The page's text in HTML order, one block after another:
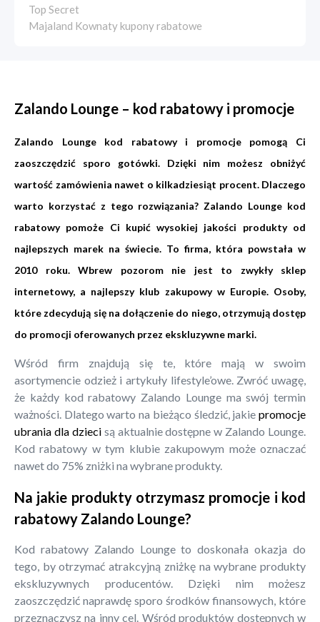
Top Secret
Majaland Kownaty kupony rabatowe
Zalando Lounge – kod rabatowy i promocje
Zalando Lounge kod rabatowy i promocje pomogą Ci
zaoszczędzić sporo gotówki. Dzięki nim możesz obniżyć
wartość zamówienia nawet o kilkadziesiąt procent. Dlaczego
warto korzystać z tego rozwiązania? Zalando Lounge kod
rabatowy pomoże Ci kupić wysokiej jakości produkty od
najlepszych marek na świecie. To firma, która powstała w
2010 roku. Wbrew pozorom nie jest to zwykły sklep
internetowy, a najlepszy klub zakupowy w Europie. Osoby,
które zdecydują się na dołączenie do niego, otrzymują dostęp
do promocji oferowanych przez ekskluzywne marki.
Wśród firm znajdują się te, które mają w swoim
asortymencie odzież i artykuły lifestyle’owe. Zwróć uwagę,
że każdy kod rabatowy Zalando Lounge ma swój termin
ważności. Dlatego warto na bieżąco śledzić, jakie promocje
ubrania dla dziecisą aktualnie dostępne w Zalando Lounge.
Kod rabatowy w tym klubie zakupowym może oznaczać
nawet do 75% zniżki na wybrane produkty.
Na jakie produkty otrzymasz promocje i kod
rabatowy Zalando Lounge?
Kod rabatowy Zalando Lounge to doskonała okazja do
tego, by otrzymać atrakcyjną zniżkę na wybrane produkty
ekskluzywnych producentów. Dzięki nim możesz
zaoszczędzić naprawdę sporo środków finansowych, które
przeznaczysz na inny cel. Wśród produktów dostępnych w